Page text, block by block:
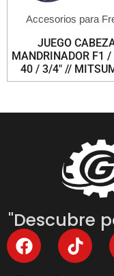
Accesorios para
JUEGO
MANDRINADOR F1 /
40 / 3/4″ //
"Descubre